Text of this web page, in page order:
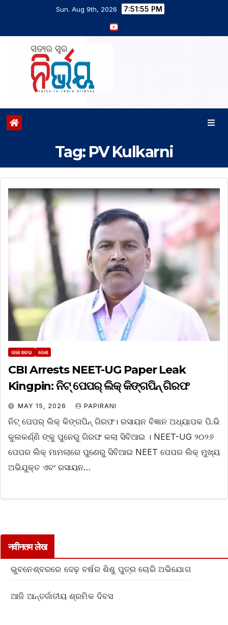
Sun. Aug 9th, 2026 7:51:55 PM
Tag: PV Kulkarni
ତାଜା ଖବର ଦେଶ
CBI Arrests NEET-UG Paper Leak
Kingpin: ନିଟ୍ ପେପର୍ ଲିକ୍ କିଙ୍ଗପିନ୍ ଗିରଫ
MAY 15, 2026 PAPIRANI
ନିଟ୍ ପେପର୍ ଲିକ୍ କିଙ୍ଗପିନ୍ ଗିରଫ। ରସାୟନ ବିଜ୍ଞାନ ଅଧ୍ୟାପକ ପି.ଭି
କୁଲକର୍ଣ୍ଣି ଙ୍କୁ ପୁନେରୁ ଗିରଫ କଲା ସିବିଆଇ । NEET-UG ୨୦୨୬
ପେପର ଲିକ୍ ମାମଲାରେ ପୁଣେରୁ ସିବିଆଇ NEET ପେପର ଲିକ୍ ମୁଖ୍ୟ
ଅଭିଯୁକ୍ତ ଏବଂ ରସାୟନ…
नवीनतम लेख
ଭୁବନେଶ୍ବରରେ ଦେଢ଼ ବର୍ଷର ଶିଶୁ ପୁତ୍ର ଚୋରି ଅଭିଯୋଗ
ଆଜି ଆନ୍ତର୍ଜାତୀୟ ଶ୍ରମିକ ଦିବସ